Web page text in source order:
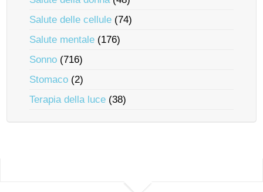
Salute delle cellule (74)
Salute mentale (176)
Sonno (716)
Stomaco (2)
Terapia della luce (38)